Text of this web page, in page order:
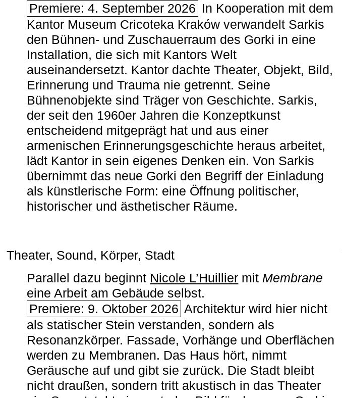
Premiere: 4. September 2026 In Kooperation mit dem
Kantor Museum Cricoteka Kraków verwandelt Sarkis
den Bühnen- und Zuschauerraum des Gorki in eine
Installation, die sich mit Kantors Welt
auseinandersetzt. Kantor dachte Theater, Objekt, Bild,
Erinnerung und Trauma nie getrennt. Seine
Bühnenobjekte sind Träger von Geschichte. Sarkis,
der seit den 1960er Jahren die Konzeptkunst
entscheidend mitgeprägt hat und aus einer
armenischen ­Erinnerungsgeschichte heraus arbeitet,
lädt Kantor in sein eigenes Denken ein. Von Sarkis
übernimmt das neue Gorki den Begriff der Einladung
als künstlerische Form: eine Öffnung politischer,
historischer und ästhetischer Räume.
Theater, Sound, Körper, Stadt
Parallel dazu beginnt Nicole L’Huillier mit ­ Membrane
eine Arbeit am Gebäude selbst.
Premiere: 9. Oktober 2026 Architektur wird hier nicht
als statischer Stein verstanden, sondern als
Resonanzkörper. Fassade, Vorhänge und Oberflächen
werden zu Membranen. Das Haus hört, nimmt
Geräusche auf und gibt sie zurück. Die Stadt bleibt
nicht draußen, sondern tritt akustisch in das Theater